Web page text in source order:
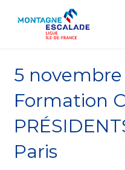
5 novembre
Formation
Paris